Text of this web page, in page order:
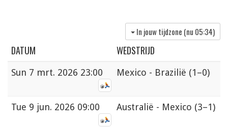
In jouw tijdzone (nu 05:34)
DATUM WEDSTRIJD
Sun 7 mrt. 2026 23:00 Mexico - Brazilië (1–0)
Tue 9 jun. 2026 09:00 Australië - Mexico (3–1)